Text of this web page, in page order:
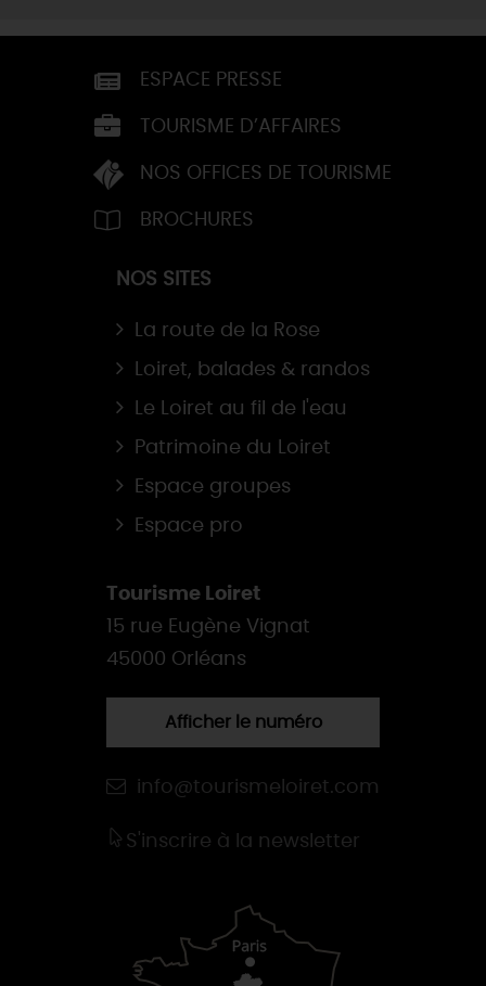
ESPACE PRESSE
TOURISME D’AFFAIRES
NOS OFFICES DE TOURISME
BROCHURES
NOS SITES
La route de la Rose
Loiret, balades & randos
Le Loiret au fil de l'eau
Patrimoine du Loiret
Espace groupes
Espace pro
Tourisme Loiret
15 rue Eugène Vignat
45000 Orléans
Afficher le numéro
info@tourismeloiret.com
S'inscrire à la newsletter